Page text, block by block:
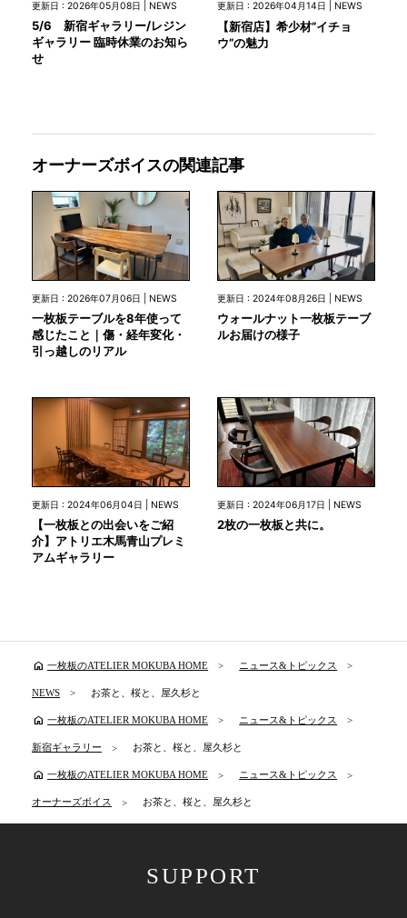
更新日 : 2026年05月08日 | NEWS
5/6 新宿ギャラリー/レジン
ギャラリー 臨時休業のお知ら
せ
更新日 : 2026年04月14日 | NEWS
【新宿店】希少材”イチョ
ウ”の魅力
オーナーズボイスの関連記事
更新日 : 2026年07月06日 | NEWS
一枚板テーブルを8年使って
感じたこと｜傷・経年変化・
引っ越しのリアル
更新日 : 2024年08月26日 | NEWS
ウォールナット一枚板テーブ
ルお届けの様子
更新日 : 2024年06月04日 | NEWS
【一枚板との出会いをご紹
介】アトリエ木馬青山プレミ
アムギャラリー
更新日 : 2024年06月17日 | NEWS
2枚の一枚板と共に。
home 一枚板のATELIER MOKUBA HOME ニュース&トピックス
NEWS お茶と、桜と、屋久杉と
home 一枚板のATELIER MOKUBA HOME ニュース&トピックス
新宿ギャラリー お茶と、桜と、屋久杉と
home 一枚板のATELIER MOKUBA HOME ニュース&トピックス
オーナーズボイス お茶と、桜と、屋久杉と
SUPPORT